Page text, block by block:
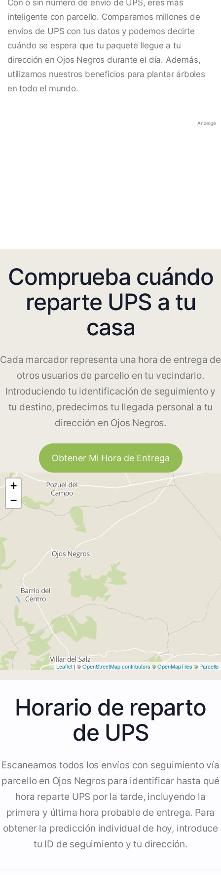
Con o sin número de envío de UPS, eres más
inteligente con parcello. Comparamos millones de
envíos de UPS con tus datos y podemos decirte
cuándo se espera que tu paquete llegue a tu
dirección en Ojos Negros durante el día. Además,
utilizamos nuestros beneficios para plantar árboles
en todo el mundo.
Anzeige
Comprueba cuándo
reparte UPS a tu
casa
Cada marcador representa una hora de entrega de
otros usuarios de parcello en tu vecindario.
Introduciendo tu identificación de seguimiento y
tu destino, predecimos tu llegada personal a tu
dirección en Ojos Negros.
Obtener Mi Hora de Entrega
+
−
Leaflet | ©OpenStreetMap contributors ©OpenMapTiles © Parcello
Horario de reparto
de UPS
Escaneamos todos los envíos con seguimiento vía
parcello en Ojos Negros para identificar hasta qué
hora reparte UPS por la tarde, incluyendo la
primera y última hora probable de entrega. Para
obtener la predicción individual de hoy, introduce
tu ID de seguimiento y tu dirección.